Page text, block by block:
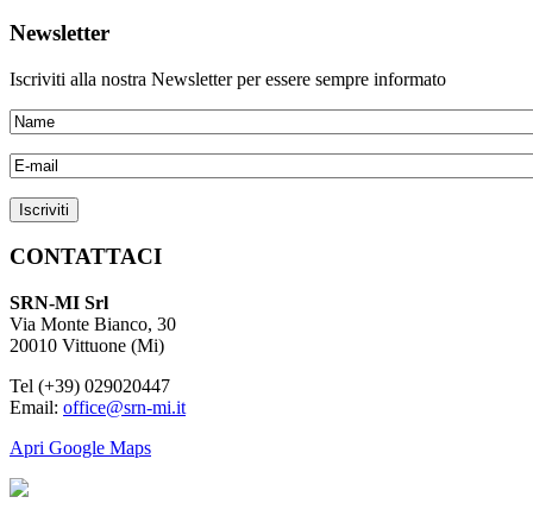
Newsletter
Iscriviti alla nostra Newsletter per essere sempre informato
CONTATTACI
SRN-MI Srl
Via Monte Bianco, 30
20010 Vittuone (Mi)
Tel (+39) 029020447
Email: office@srn-mi.it
Apri Google Maps